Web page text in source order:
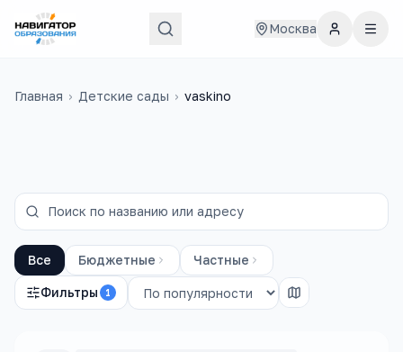
Москва
Главная › Детские сады › vaskino
Все Бюджетные Частные
Фильтры 1